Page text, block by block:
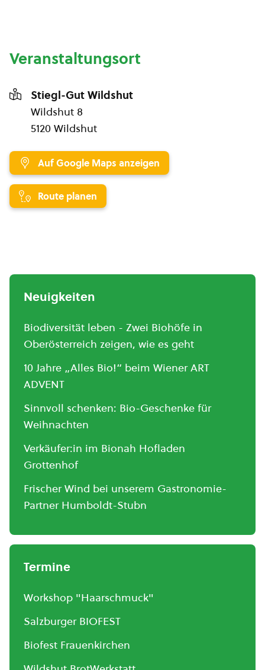
Veranstaltungsort
Stiegl-Gut Wildshut
Wildshut 8
5120 Wildshut
Auf Google Maps anzeigen
Route planen
Neuigkeiten
Biodiversität leben - Zwei Biohöfe in
Oberösterreich zeigen, wie es geht
10 Jahre „Alles Bio!“ beim Wiener ART
ADVENT
Sinnvoll schenken: Bio-Geschenke für
Weihnachten
Verkäufer:in im Bionah Hofladen
Grottenhof
Frischer Wind bei unserem Gastronomie-
Partner Humboldt-Stubn
Termine
Workshop "Haarschmuck"
Salzburger BIOFEST
Biofest Frauenkirchen